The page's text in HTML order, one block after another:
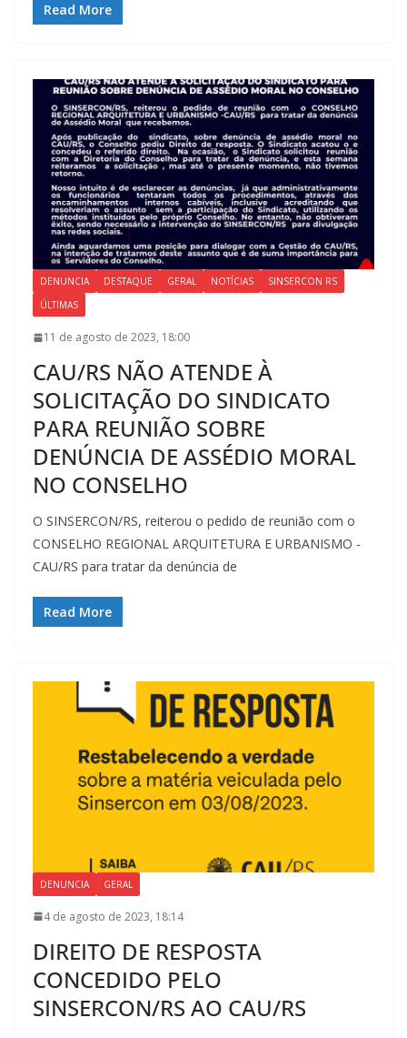
Read More
DENUNCIA DESTAQUE GERAL NOTÍCIAS
SINSERCON RS
ÚLTIMAS
11 de agosto de 2023, 18:00
CAU/RS NÃO ATENDE À
SOLICITAÇÃO DO SINDICATO
PARA REUNIÃO SOBRE
DENÚNCIA DE ASSÉDIO MORAL
NO CONSELHO
O SINSERCON/RS, reiterou o pedido de reunião com o
CONSELHO REGIONAL ARQUITETURA E URBANISMO -
CAU/RS para tratar da denúncia de
Read More
DENUNCIA GERAL
4 de agosto de 2023, 18:14
DIREITO DE RESPOSTA
CONCEDIDO PELO
SINSERCON/RS AO CAU/RS